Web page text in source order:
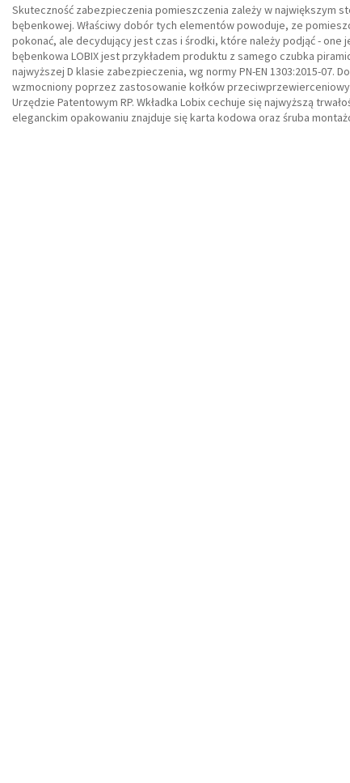
Skuteczność zabezpieczenia pomieszczenia zależy w największym
bębenkowej. Właściwy dobór tych elementów powoduje, ze
pokonać, ale decydujący jest czas i środki, które należy podjąć - one
bębenkowa LOBIX jest przykładem produktu z samego czubka
najwyższej D klasie zabezpieczenia, wg normy PN-EN 1303:2015-
wzmocniony poprzez zastosowanie kołków
Urzędzie Patentowym RP. Wkładka Lobix cechuje się najwyższą
eleganckim opakowaniu znajduje się karta kodowa oraz śruba